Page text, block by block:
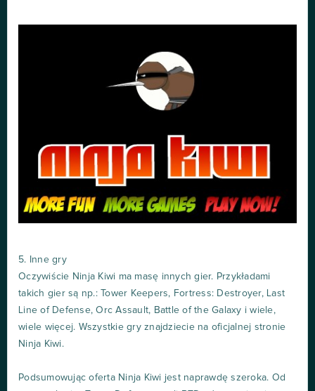
5. Inne gry
Oczywiście Ninja Kiwi ma masę innych gier. Przykładami
takich gier są np.: Tower Keepers, Fortress: Destroyer, Last
Line of Defense, Orc Assault, Battle of the Galaxy i wiele,
wiele więcej. Wszystkie gry znajdziecie na oficjalnej stronie
Ninja Kiwi.
Podsumowując oferta Ninja Kiwi jest naprawdę szeroka. Od